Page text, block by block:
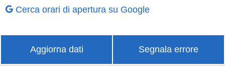
Cerca orari di apertura su Google
Aggiorna dati Segnala errore